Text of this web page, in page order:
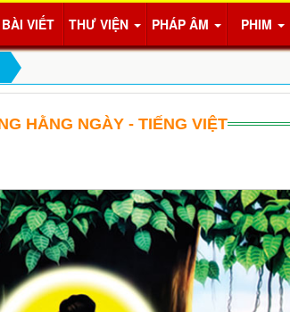
BÀI VIẾT THƯ VIỆN PHÁP ÂM PHIM
HẰNG NGÀY - TIẾNG VIỆT